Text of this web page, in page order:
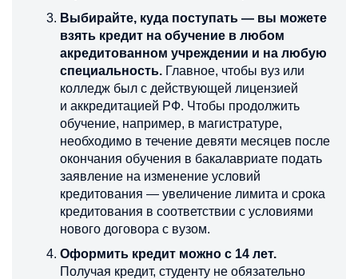
Выбирайте, куда поступать — вы можете
взять кредит на обучение в любом
акредитованном учреждении и на любую
специальность. Главное, чтобы вуз или
колледж был с действующей лицензией
и аккредитацией РФ. Чтобы продолжить
обучение, например, в магистратуре,
необходимо в течение девяти месяцев после
окончания обучения в бакалавриате подать
заявление на изменение условий
кредитования — увеличение лимита и срока
кредитования в соответствии с условиями
нового договора с вузом.
Оформить кредит можно с 14 лет.
Получая кредит, студенту не обязательно